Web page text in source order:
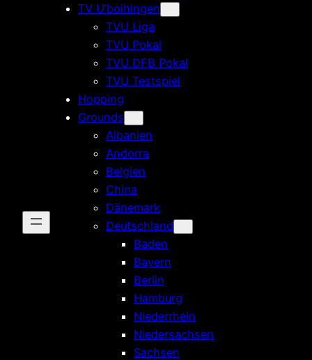
TV U’boihingen
TVU Liga
TVU Pokal
TVU DFB Pokal
TVU Testspiel
Hopping
Grounds
Albanien
Andorra
Belgien
China
Dänemark
Deutschland
Baden
Bayern
Berlin
Hamburg
Niederrhein
Niedersachsen
Sachsen